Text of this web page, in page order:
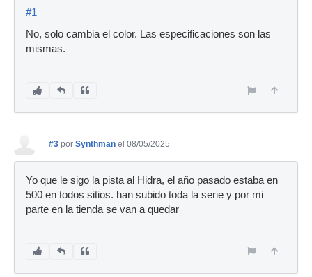
#1
No, solo cambia el color. Las especificaciones son las
mismas.
#3 por Synthman el 08/05/2025
Yo que le sigo la pista al Hidra, el año pasado estaba en
500 en todos sitios. han subido toda la serie y por mi
parte en la tienda se van a quedar